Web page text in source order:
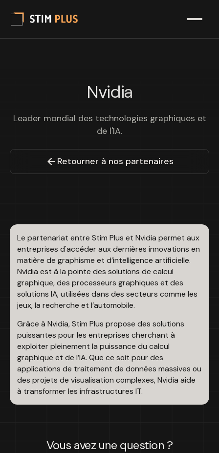
Nvidia
Leader mondial des technologies graphiques et
de l'IA.
Retourner à nos partenaires
Le partenariat entre Stim Plus et Nvidia permet aux
entreprises d'accéder aux dernières innovations en
matière de graphisme et d’intelligence artificielle.
Nvidia est à la pointe des solutions de calcul
graphique, des processeurs graphiques et des
solutions IA, utilisées dans des secteurs comme les
jeux, la recherche et l’automobile.
Grâce à Nvidia, Stim Plus propose des solutions
puissantes pour les entreprises cherchant à
exploiter pleinement la puissance du calcul
graphique et de l’IA. Que ce soit pour des
applications de traitement de données massives ou
des projets de visualisation complexes, Nvidia aide
à transformer les infrastructures IT.
Vous avez une question ?